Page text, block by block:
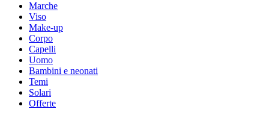
Marche
Viso
Make-up
Corpo
Capelli
Uomo
Bambini e neonati
Temi
Solari
Offerte